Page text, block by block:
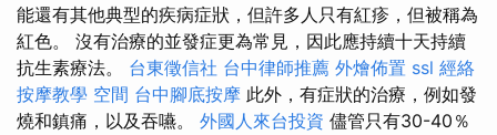
能還有其他典型的疾病症狀，但許多人只有紅疹，但被稱為
紅色。 沒有治療的並發症更為常見，因此應持續十天持續
抗生素療法。 台東徵信社 台中律師推薦 外燴佈置 ssl 經絡
按摩教學 空間 台中腳底按摩 此外，有症狀的治療，例如發
燒和鎮痛，以及吞嚥。 外國人來台投資 儘管只有30-40％